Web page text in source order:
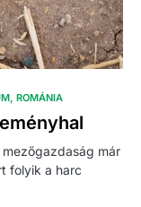
ROMÁNIA
már
folyik a harc